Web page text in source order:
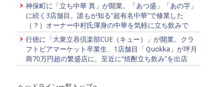
神保町に「立ち中華 異」が開業。「あつ盛」「あの字」
に続く3店舗目。誰もが知る“超有名中華”で修業した
（？）オーナー中村氏渾身の中華を気軽に立ち飲みで
行徳に「大衆立吞倶楽部CUE（キュー）」が開業。クラ
フトビアマーケット卒業生、1店舗目「Ｑuokka」が坪月
商70万円超の繁盛店に。至近に“焼酎立ち飲み”を出店